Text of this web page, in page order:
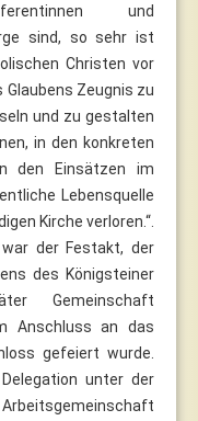
und
sind, so sehr ist
Christen vor
Zeugnis zu
und zu gestalten
in den konkreten
den Einsätzen im
Lebensquelle
Kirche verloren.“.
war der Festakt, der
des Königsteiner
Gemeinschaft
Anschluss an das
gefeiert wurde.
unter der